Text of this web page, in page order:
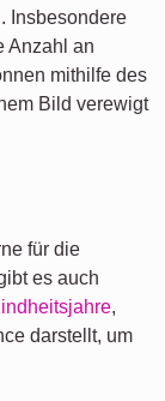
Insbesondere
Anzahl an
mithilfe des
Bild verewigt
für die
es auch
,
darstellt, um